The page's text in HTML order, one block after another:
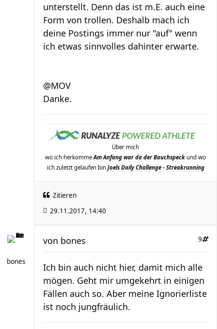
unterstellt. Denn das ist m.E. auch eine
Form von trollen. Deshalb mach ich
deine Postings immer nur "auf" wenn
ich etwas sinnvolles dahinter erwarte.
@MOV
Danke.
Über mich
wo ich herkomme Am Anfang war da der Bauchspeck und wo
ich zuletzt gelaufen bin Joels Daily Challenge - Streakrunning
Zitieren
29.11.2017, 14:40
bones
9
von bones
Ich bin auch nicht hier, damit mich alle
mögen. Geht mir umgekehrt in einigen
Fällen auch so. Aber meine Ignorierliste
ist noch jungfräulich.